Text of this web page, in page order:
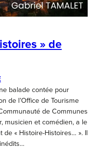
» de
balade contée pour
de l’Office de Tourisme
de Communes
musicien et comédien, a le
« Histoire-Histoires… ». Il